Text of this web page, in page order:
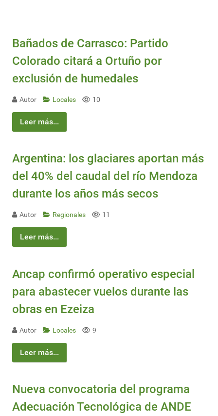
Bañados de Carrasco: Partido
Colorado citará a Ortuño por
exclusión de humedales
Autor Locales 10
Leer más...
Argentina: los glaciares aportan más
del 40% del caudal del río Mendoza
durante los años más secos
Autor Regionales 11
Leer más...
Ancap confirmó operativo especial
para abastecer vuelos durante las
obras en Ezeiza
Autor Locales 9
Leer más...
Nueva convocatoria del programa
Adecuación Tecnológica de ANDE